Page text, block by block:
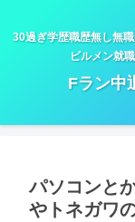
30過ぎ学歴職歴無し無
ビルメン就
Fラン中
パソコンと
やトネガワ